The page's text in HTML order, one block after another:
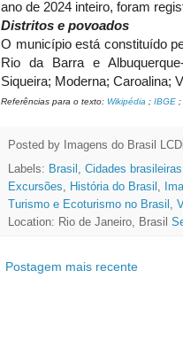
ano de 2024 inteiro, foram
Distritos e povoados
O município está constituído
Rio da Barra e
Siqueira; Moderna; Caroalina;
Referências para o texto: Wikipédia ; IBGE ;
Posted by Imagens do Brasil
Labels: Brasil Cidades brasileiras
Excursões
História do Brasil
Turismo e Ecoturismo no Brasil
Location: Rio de Janeiro, Brasil
Postagem mais recente